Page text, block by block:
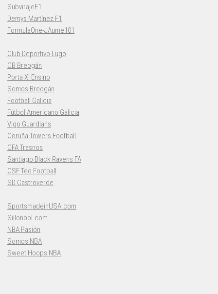
SubvirajeF1
Demys Martínez F1
FormulaOne-JAume101
Club Deportivo Lugo
CB Breogán
Porta XI Ensino
Somos Breogán
Football Galicia
Fútbol Americano Galicia
Vigo Guardians
Coruña Towers Football
CFA Trasnos
Santiago Black Ravens FA
CSF Teo Football
SD Castroverde
SportsmadeinUSA.com
Sillonbol.com
NBA Pasión
Somos NBA
Sweet Hoops NBA